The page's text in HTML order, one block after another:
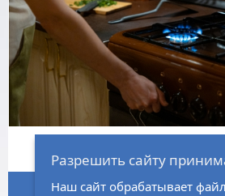
ГЛАВНАЯ НОРМАТИВНО-
Разрешить сайту
Наш сайт обрабатывает